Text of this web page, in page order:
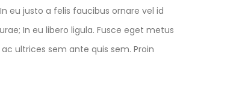
eu justo a felis faucibus ornare vel id
In eu libero ligula. Fusce eget metus
ultrices sem ante quis sem. Proin